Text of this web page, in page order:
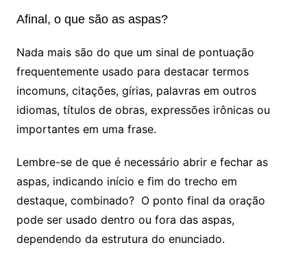
Afinal, o que são as aspas?
Nada mais são do que um sinal de pontuação
frequentemente usado para destacar termos
incomuns, citações, gírias, palavras em outros
idiomas, títulos de obras, expressões irônicas ou
importantes em uma frase.
Lembre-se de que é necessário abrir e fechar as
aspas, indicando início e fim do trecho em
destaque, combinado? O ponto final da oração
pode ser usado dentro ou fora das aspas,
dependendo da estrutura do enunciado.